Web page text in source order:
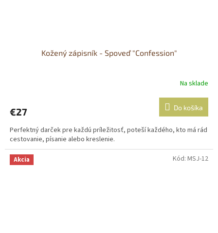
Kožený zápisník - Spoveď "Confession"
Na sklade
€27 Do košíka
Perfektný darček pre každú príležitosť, poteší každého, kto má rád
cestovanie, písanie alebo kreslenie.
Akcia Kód: MSJ-12